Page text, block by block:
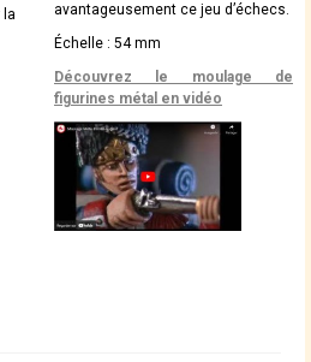
la
avantageusement ce jeu d’échecs.
Échelle : 54 mm
Découvrez le moulage de
figurines métal en vidéo